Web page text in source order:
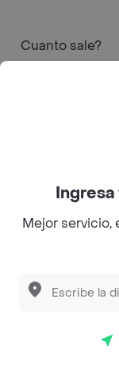
Cuanto sale?
Apertura
Horario de
La
Mejor servicio,